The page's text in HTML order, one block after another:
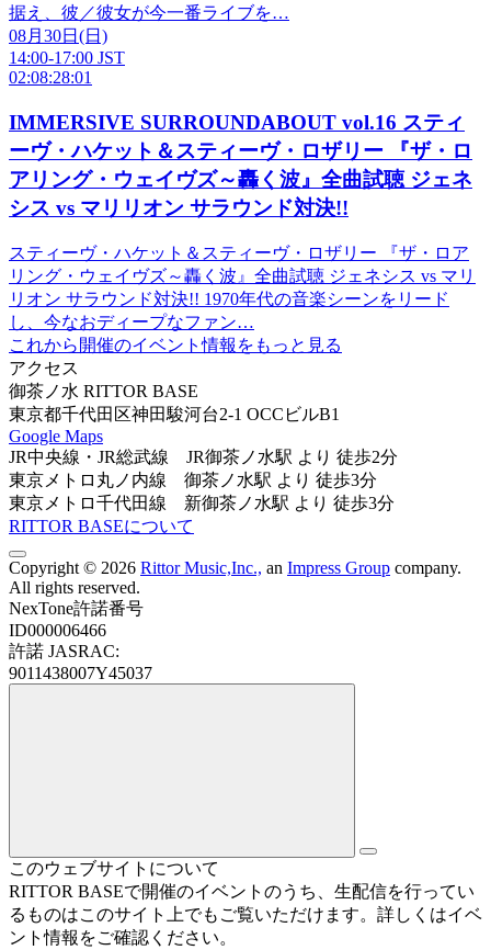
据え、彼／彼女が今一番ライブを…
08月 30日 (日)
14:00-17:00 JST
02:08:28:01
IMMERSIVE SURROUNDABOUT vol.16 スティ
ーヴ・ハケット＆スティーヴ・ロザリー 『ザ・ロ
アリング・ウェイヴズ～轟く波』全曲試聴 ジェネ
シス vs マリリオン サラウンド対決!!
スティーヴ・ハケット＆スティーヴ・ロザリー 『ザ・ロア
リング・ウェイヴズ～轟く波』全曲試聴 ジェネシス vs マリ
リオン サラウンド対決!! 1970年代の音楽シーンをリード
し、今なおディープなファン…
これから開催のイベント情報をもっと見る
アクセス
御茶ノ水 RITTOR BASE
東京都千代田区神田駿河台2-1 OCCビルB1
Google Maps
JR中央線・JR総武線 JR御茶ノ水駅 より 徒歩2分
東京メトロ丸ノ内線 御茶ノ水駅 より 徒歩3分
東京メトロ千代田線 新御茶ノ水駅 より 徒歩3分
RITTOR BASEについて
Copyright © 2026 Rittor Music,Inc., an Impress Group company.
All rights reserved.
NexTone許諾番号
ID000006466
許諾 JASRAC:
9011438007Y45037
このウェブサイトについて
RITTOR BASEで開催のイベントのうち、生配信を行ってい
るものはこのサイト上でもご覧いただけます。詳しくはイベ
ント情報をご確認ください。